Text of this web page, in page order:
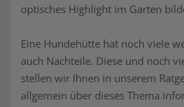
optisches Highlight im Garten
Eine Hundehütte hat noch viele
auch Nachteile. Diese und noch
stellen wir Ihnen in unserem
allgemein über dieses Thema